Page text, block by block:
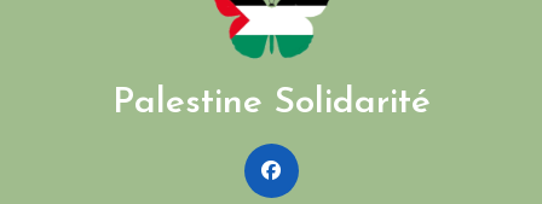
Palestine Solidarité